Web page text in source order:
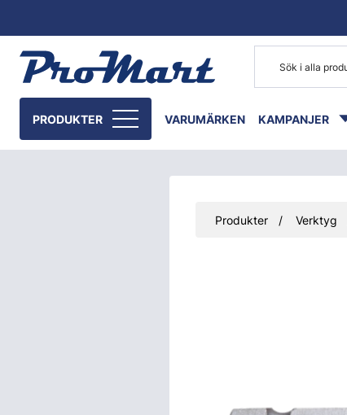
PRODUKTER VARUMÄRKEN KAMPANJER
Produkter Verktyg